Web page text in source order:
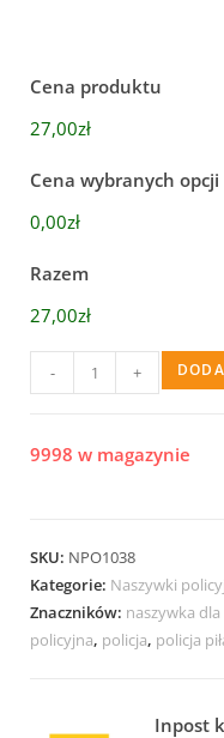
Cena produktu
27,00zł
Cena wybranych opcji
0,00zł
Razem
27,00zł
- +
9998 w magazynie
SKU: NPO1038
Kategorie: Naszywki
Znaczników: naszywka
policyjna, policja, policja
Inpost